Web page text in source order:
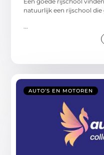
natuurlijk een rijschool die
...
AUTO’S EN MOTOREN